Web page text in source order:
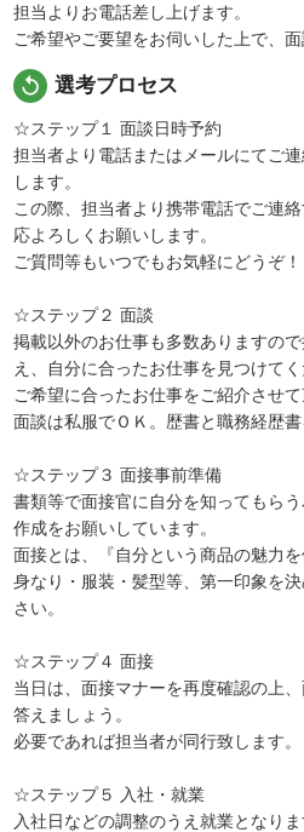
担当よりお電話差し上げます。
ご希望やご要望をお伺いした上で、
replay 選考プロセス
☆ステップ１ 面談日時予約
担当者より電話またはメールにてご
します。
この際、担当者より携帯電話でご連
応よろしくお願いします。
ご質問等もいつでもお気軽にどうぞ！
☆ステップ２ 面談
掲載以外のお仕事も多数ありますの
え、自分に合ったお仕事を見つけてく
ご希望に合ったお仕事をご紹介させて
面談は私服でＯＫ。歴書と職務経歴書
☆ステップ３ 面接事前準備
書類等で面接官に自分を知ってもら
作成をお願いしています。
面接とは、『自分という商品の魅力を
身なり・服装・髪型等、第一印象を
さい。
☆ステップ４ 面接
当日は、面接マナーを再度確認の上
答えましょう。
必要であれば担当者が同行致します。
☆ステップ５ 入社・就業
入社日などの調整のうえ就業となりま